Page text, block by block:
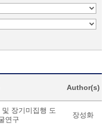
Author(s)
장기미집행 도
연구
장성화